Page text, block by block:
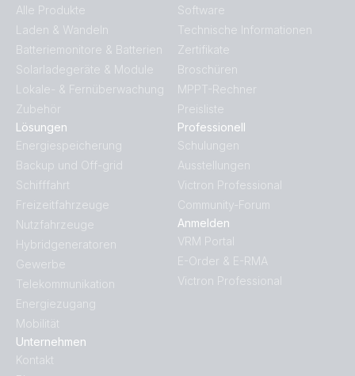
Alle Produkte
Laden & Wandeln
Batteriemonitore & Batterien
Solarladegeräte & Module
Lokale- & Fernüberwachung
Zubehör
Lösungen
Energiespeicherung
Backup und Off-grid
Schifffahrt
Freizeitfahrzeuge
Nutzfahrzeuge
Hybridgeneratoren
Gewerbe
Telekommunikation
Energiezugang
Mobilität
Unternehmen
Kontakt
Software
Technische Informationen
Zertifikate
Broschüren
MPPT-Rechner
Preisliste
Professionell
Schulungen
Ausstellungen
Victron Professional
Community-Forum
Anmelden
VRM Portal
E-Order & E-RMA
Victron Professional